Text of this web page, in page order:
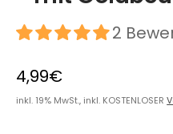
2
4,99€
inkl. 19% MwSt., inkl. KOSTENLOSER